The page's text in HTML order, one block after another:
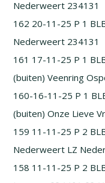
Nederweert 234131
162 20-11-25 P 1
Nederweert 234131
161 17-11-25 P 1
(buiten) Veenring
160-16-11-25 P 1
(buiten) Onze Lieve
159 11-11-25 P 2
Nederweert LZ
158 11-11-25 P 2